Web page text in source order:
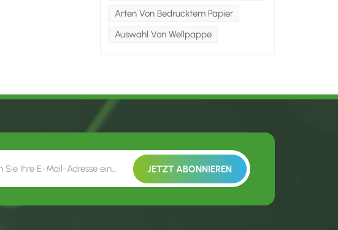
Arten Von Bedrucktem Papier
Auswahl Von Wellpappe